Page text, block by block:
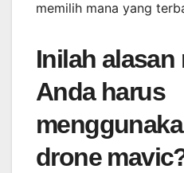
memilih mana yang
Inilah alasan
Anda harus
drone